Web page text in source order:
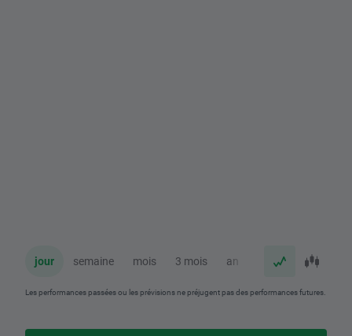
jour semaine mois 3 mois an
Les performances passées ou les prévisions ne préjugent pas des performances futures.